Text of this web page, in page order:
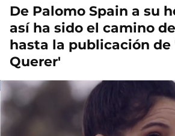
De Palomo Spain a su
así ha sido el camino
hasta la publicación de
Querer'